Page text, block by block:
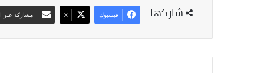
شاركها فيسبوك ‫X مشاركة عبر